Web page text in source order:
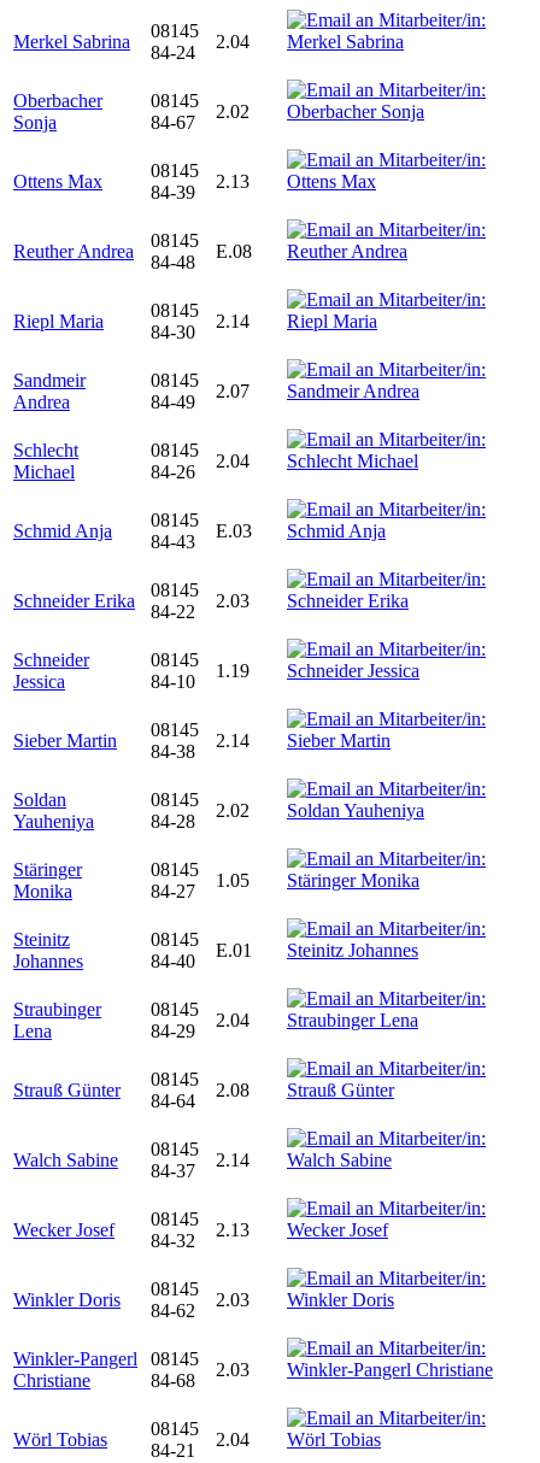
Merkel Sabrina
08145
84-24
2.04
Oberbacher
Sonja
08145
84-67
2.02
Ottens Max
08145
84-39
2.13
Reuther Andrea
08145
84-48
E.08
Riepl Maria
08145
84-30
2.14
Sandmeir
Andrea
08145
84-49
2.07
Schlecht
Michael
08145
84-26
2.04
Schmid Anja
08145
84-43
E.03
Schneider Erika
08145
84-22
2.03
Schneider
Jessica
08145
84-10
1.19
Sieber Martin
08145
84-38
2.14
Soldan
Yauheniya
08145
84-28
2.02
Stäringer
Monika
08145
84-27
1.05
Steinitz
Johannes
08145
84-40
E.01
Straubinger
Lena
08145
84-29
2.04
Strauß Günter
08145
84-64
2.08
Walch Sabine
08145
84-37
2.14
Wecker Josef
08145
84-32
2.13
Winkler Doris
08145
84-62
2.03
Winkler-Pangerl
Christiane
08145
84-68
2.03
Wörl Tobias
08145
84-21
2.04